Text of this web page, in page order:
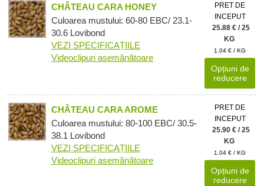
CHÂTEAU CARA HONEY
Culoarea mustului: 60-80 EBC/ 23.1-
30.6 Lovibond
VEZI SPECIFICAȚIILE
Videoclipuri asemănătoare
PRET DE
INCEPUT
25.88 € / 25
KG
1.04 € / KG
Opțiuni de
reducere
CHÂTEAU CARA AROME
Culoarea mustului: 80-100 EBC/ 30.5-
38.1 Lovibond
VEZI SPECIFICAȚIILE
Videoclipuri asemănătoare
PRET DE
INCEPUT
25.90 € / 25
KG
1.04 € / KG
Opțiuni de
reducere